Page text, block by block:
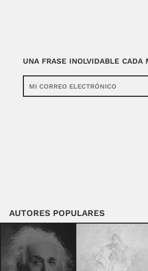
UNA FRASE INOLVIDABLE CADA
AUTORES POPULARES